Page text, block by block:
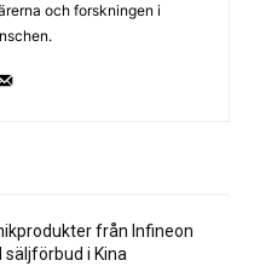
och forskningen i
från Infineon
säljförbud i Kina